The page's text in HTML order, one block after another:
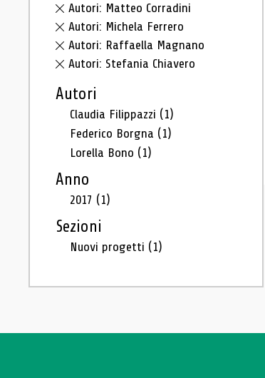
Autori: Matteo Corradini
Autori: Michela Ferrero
Autori: Raffaella Magnano
Autori: Stefania Chiavero
Autori
Claudia Filippazzi (1)
Federico Borgna (1)
Lorella Bono (1)
Anno
2017 (1)
Sezioni
Nuovi progetti (1)